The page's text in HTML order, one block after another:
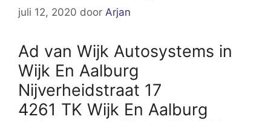
juli 12, 2020 door Arjan
Ad van Wijk Autosystems in
Wijk En Aalburg
Nijverheidstraat 17
4261 TK Wijk En Aalburg